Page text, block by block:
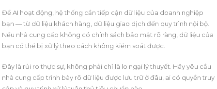
Để AI hoạt động, hệ thống cần tiếp cận dữ liệu của doanh nghiệp
bạn — từ dữ liệu khách hàng, dữ liệu giao dịch đến quy trình nội bộ.
Nếu nhà cung cấp không có chính sách bảo mật rõ ràng, dữ liệu của
bạn có thể bị xử lý theo cách không kiểm soát được.
Đây là rủi ro thực sự, không phải chỉ là lo ngại lý thuyết. Hãy yêu cầu
nhà cung cấp trình bày rõ dữ liệu được lưu trữ ở đâu, ai có quyền truy